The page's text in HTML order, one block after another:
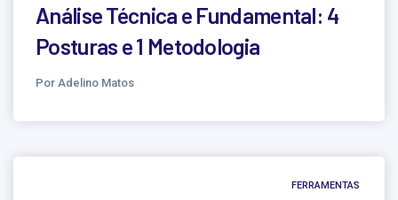
Análise Técnica e Fundamental: 4
Posturas e 1 Metodologia
Por Adelino Matos
FERRAMENTAS